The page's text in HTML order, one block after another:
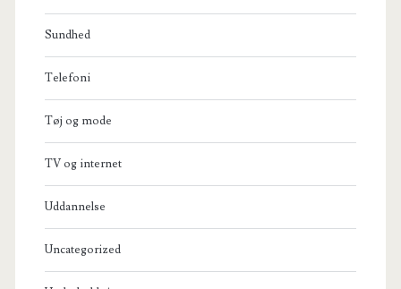
Sundhed
Telefoni
Tøj og mode
TV og internet
Uddannelse
Uncategorized